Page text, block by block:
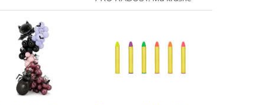
stálé barvy a hodí se na